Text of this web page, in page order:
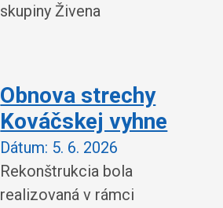
skupiny Živena
Obnova strechy
Kováčskej vyhne
Dátum: 5. 6. 2026
Rekonštrukcia bola
realizovaná v rámci